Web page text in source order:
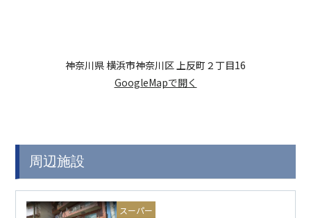
神奈川県 横浜市神奈川区 上反町２丁目16
GoogleMapで開く
周辺施設
スーパー